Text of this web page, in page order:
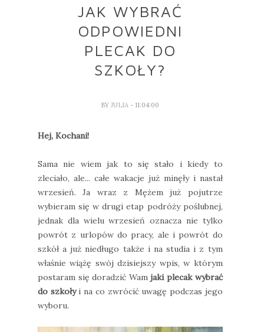
JAK WYBRAĆ
ODPOWIEDNI
PLECAK DO
SZKOŁY?
BYJULIA - 11:04:00
Hej, Kochani!
Sama nie wiem jak to się stało i kiedy to
zleciało, ale... całe wakacje już minęły i nastał
wrzesień. Ja wraz z Mężem już pojutrze
wybieram się w drugi etap podróży poślubnej,
jednak dla wielu wrzesień oznacza nie tylko
powrót z urlopów do pracy, ale i powrót do
szkół a już niedługo także i na studia i z tym
właśnie wiążę swój dzisiejszy wpis, w którym
postaram się doradzić Wam jaki plecak wybrać
do szkołyi na co zwrócić uwagę podczas jego
wyboru.